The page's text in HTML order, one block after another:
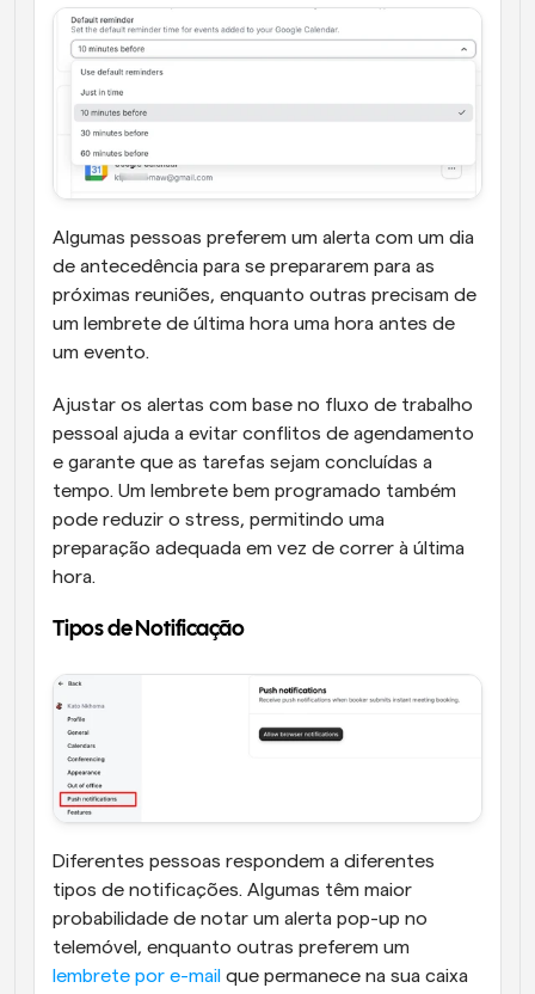
Algumas pessoas preferem um alerta com um dia
de antecedência para se prepararem para as
próximas reuniões, enquanto outras precisam de
um lembrete de última hora uma hora antes de
um evento.
Ajustar os alertas com base no fluxo de trabalho
pessoal ajuda a evitar conflitos de agendamento
e garante que as tarefas sejam concluídas a
tempo. Um lembrete bem programado também
pode reduzir o stress, permitindo uma
preparação adequada em vez de correr à última
hora.
Tipos de Notificação
Diferentes pessoas respondem a diferentes
tipos de notificações. Algumas têm maior
probabilidade de notar um alerta pop-up no
lembrete por e-mail que permanece na sua caixa